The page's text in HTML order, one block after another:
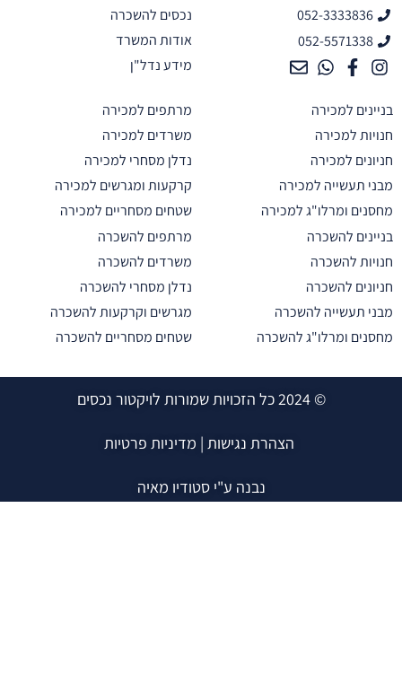
052-3333836
052-5571338
נכסים להשכרה
אודות המשרד
מידע נדל"ן
למכירה
למכירה
למכירה
תעשייה למכירה
ומרלו"ג למכירה
מרתפים למכירה
משרדים למכירה
נדלן מסחרי למכירה
קרקעות ומגרשים למכירה
שטחים מסחריים למכירה
להשכרה
להשכרה
להשכרה
תעשייה להשכרה
ומרלו"ג להשכרה
מרתפים להשכרה
משרדים להשכרה
נדלן מסחרי להשכרה
מגרשים וקרקעות להשכרה
שטחים מסחריים להשכרה
הצהרת נגישות|מדיניות פרטיות
נבנה ע"י סטודיו מאיה